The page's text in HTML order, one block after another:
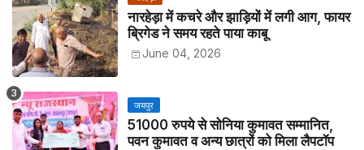
नारहेड़ा में कचरे और झाड़ियों में लगी आग, फायर
ब्रिगेड ने समय रहते पाया काबू
June 04, 2026
जयपुर
51000 रुपये से सोनिया कुमावत सम्मानित,
पवन कुमावत व अन्य छात्रों को मिला लैपटॉप